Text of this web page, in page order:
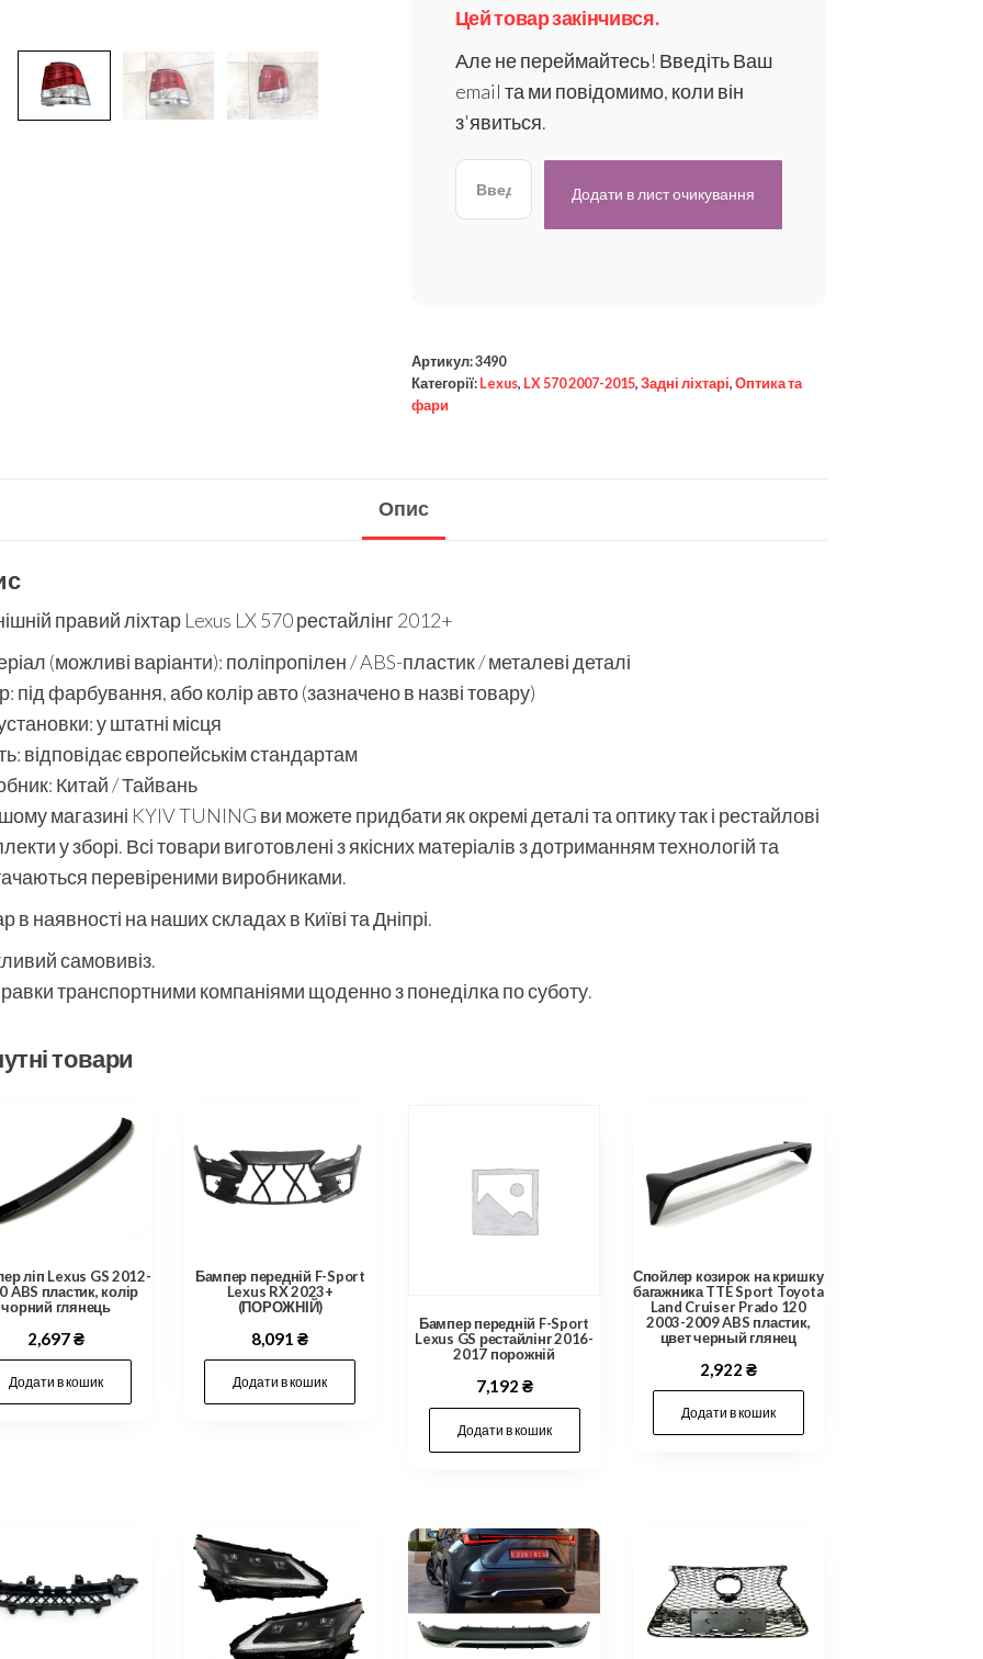
Цей товар закінчився.
Але не переймайтесь! Введіть Ваш
email та ми повідомимо, коли він
з'явиться.
Артикул:3490
Категорії: Lexus, LX 570 2007-2015, Задні ліхтарі, Оптика та
фари
Опис
правий ліхтар Lexus LX 570 рестайлінг 2012+
(можливі варіанти): поліпропілен / ABS-пластик / металеві деталі
під фарбування, або колір авто (зазначено в назві товару)
у штатні місця
відповідає європейськім стандартам
Китай / Тайвань
магазині KYIV TUNING ви можете придбати як окремі деталі та оптику так і рестайлові
у зборі. Всі товари виготовлені з якісних матеріалів з дотриманням технологій та
перевіреними виробниками.
в наявності на наших складах в Київі та Дніпрі.
самовивіз.
транспортними компаніями щоденно з понеділка по суботу.
товари
ліп Lexus GS 2012-
ABS пластик, колір
чорний глянець
2,697₴
Додати в кошик
Бампер передній F-Sport
Lexus RX 2023+
(ПОРОЖНІЙ)
8,091₴
Додати в кошик
Бампер передній F-Sport
Lexus GS рестайлінг 2016-
2017 порожній
7,192 ₴
Додати в кошик
Спойлер козирок на кришку
багажника TTE Sport Toyota
Land Cruiser Prado 120
2003-2009 ABS пластик,
цвет черный глянец
2,922 ₴
Додати в кошик